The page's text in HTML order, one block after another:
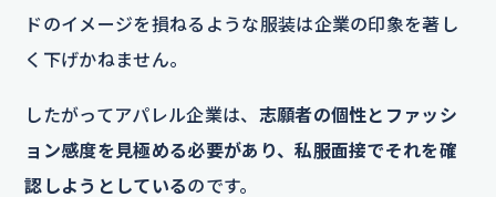
ドのイメージを損ねるような服装は企業の印象を著し
く下げかねません。
したがってアパレル企業は、 志願者の個性とファッシ
ョン感度を見極める必要があり、私服面接でそれを確
認しようとしているのです。